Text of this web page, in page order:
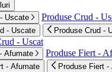
Uscate
Produse Crud -
- Uscate Produse Crud -
- Uscat
Afumate Produse Fiert -
- Afumate Produse Fiert -